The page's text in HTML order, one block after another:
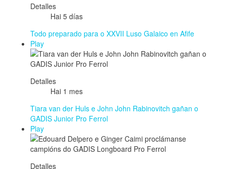
Detalles
Hai 5 días
Todo preparado para o XXVII Luso Galaico en Afife
Play
Detalles
Hai 1 mes
Tiara van der Huls e John John Rabinovitch gañan o
GADIS Junior Pro Ferrol
Play
Detalles